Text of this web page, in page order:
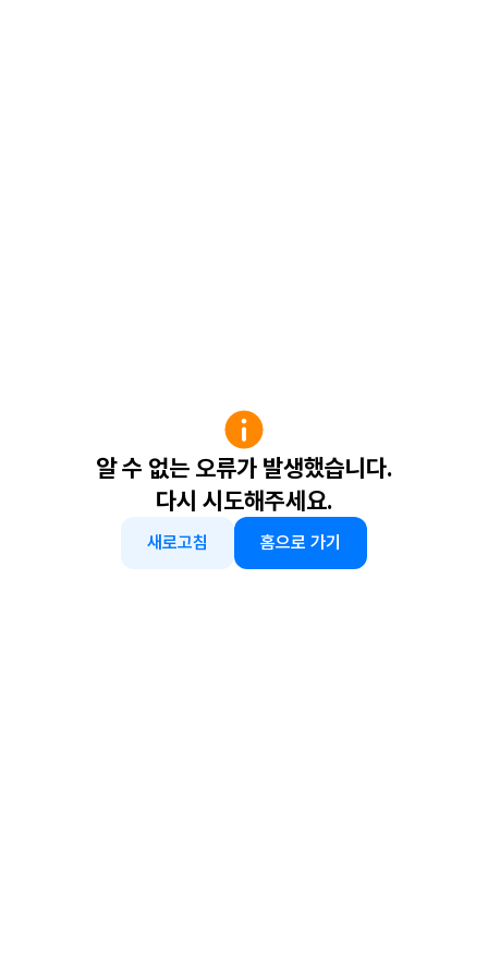
알 수 없는 오류가 발생했습니다.
다시 시도해주세요.
새로고침 홈으로 가기